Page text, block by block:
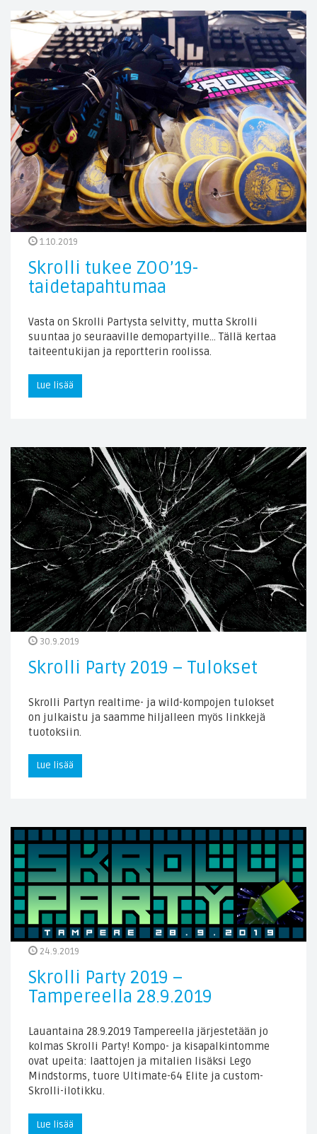
1.10.2019
Skrolli tukee ZOO’19-
taidetapahtumaa
Vasta on Skrolli Partysta selvitty, mutta Skrolli
suuntaa jo seuraaville demopartyille… Tällä kertaa
taiteentukijan ja reportterin roolissa.
Lue lisää
30.9.2019
Skrolli Party 2019 – Tulokset
Skrolli Partyn realtime- ja wild-kompojen tulokset
on julkaistu ja saamme hiljalleen myös linkkejä
tuotoksiin.
Lue lisää
24.9.2019
Skrolli Party 2019 –
Tampereella 28.9.2019
Lauantaina 28.9.2019 Tampereella järjestetään jo
kolmas Skrolli Party! Kompo- ja kisapalkintomme
ovat upeita: laattojen ja mitalien lisäksi Lego
Mindstorms, tuore Ultimate-64 Elite ja custom-
Skrolli-ilotikku.
Lue lisää